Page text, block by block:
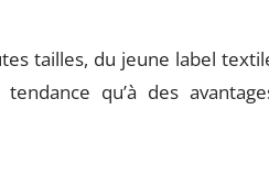
tailles, du jeune label
qu’à des